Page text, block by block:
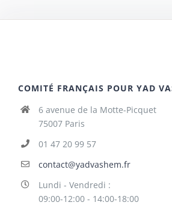
COMITÉ FRANÇAIS POUR YAD
6 avenue de la Motte-Picquet
75007 Paris
01 47 20 99 57
contact@yadvashem.fr
Lundi - Vendredi :
09:00-12:00 - 14:00-18:00